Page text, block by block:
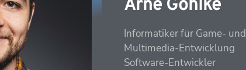
Arne Gohlke
Informatiker für Game- und
Multimedia-Entwicklung
Software-Entwickler